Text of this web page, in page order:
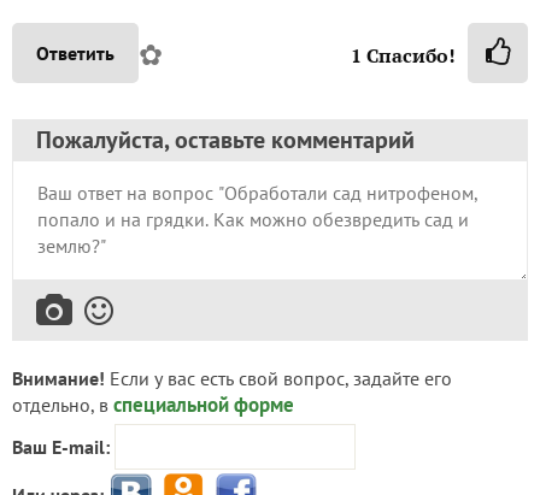
Ответить ✿ 1 Спасибо!
Пожалуйста, оставьте комментарий
Внимание! Если у вас есть свой вопрос, задайте его
отдельно, в специальной форме
Ваш E-mail: